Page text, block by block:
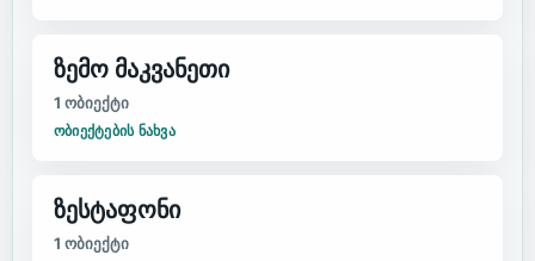
ზემო მაკვანეთი
1 ობიექტი
ᲝᲑᲘᲔᲥᲢᲔᲑᲘᲡ ᲜᲐᲮᲕᲐ
ზესტაფონი
1 ობიექტი